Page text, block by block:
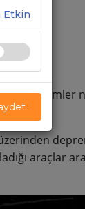
depremler
araçlar
Etkin